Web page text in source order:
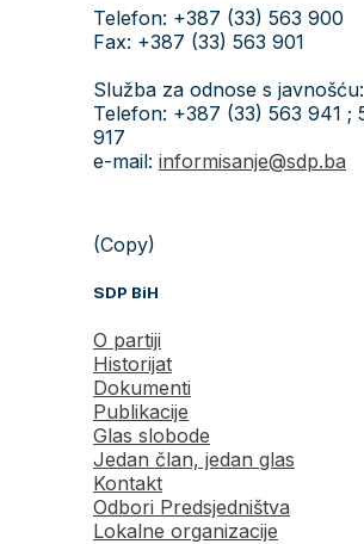
Telefon: +387 (33) 563 900
Fax: +387 (33) 563 901
Služba za odnose s javnošću:
Telefon: +387 (33) 563 941 ;
917
e-mail: informisanje@sdp.ba
(Copy)
SDP BiH
O partiji
Historijat
Dokumenti
Publikacije
Glas slobode
Jedan član, jedan glas
Kontakt
Odbori Predsjedništva
Lokalne organizacije